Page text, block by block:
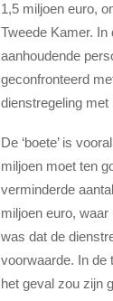
1,5 miljoen euro,
Tweede Kamer.
aanhoudende
geconfronteerd
dienstregeling
De ‘boete’ is
miljoen moet ten
verminderde
miljoen euro,
was dat de
voorwaarde. In de
het geval zou zijn